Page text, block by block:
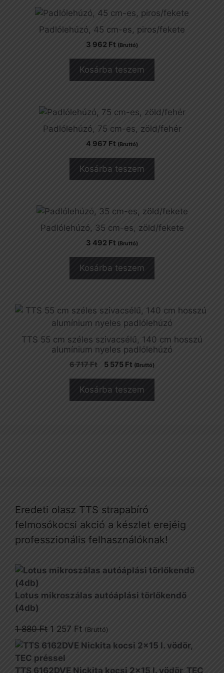
Padlólehúzó, 45 cm-es, piros/fekete
3 962 Ft (Bruttó)
Kosárba teszem
Padlólehúzó, 75 cm-es, zöld/fehér
4 967 Ft (Bruttó)
Kosárba teszem
Padlólehúzó, 35 cm-es, zöld/fekete
3 492 Ft (Bruttó)
Kosárba teszem
TTS 55 cm széles szivacsélű, 140 cm hosszú
alumínium nyeles padlólehúzó
6 717Ft
Original
was:
6
5 575 Ft Current
5
(Bruttó)
Kosárba teszem
Eredeti olasz TTS strapabíró
felmosókocsi akció a készlet erejéig
professzionális felhasználóknak!
Lotus mikroszálas autóáplási törlőkendő
(4db)
1 880Ft Original
price
was:
1
1 257 FtCurrent
price
(Bruttó)
TTS 6162DVE Nickita kocsi 2x15 l. vödör, TEC